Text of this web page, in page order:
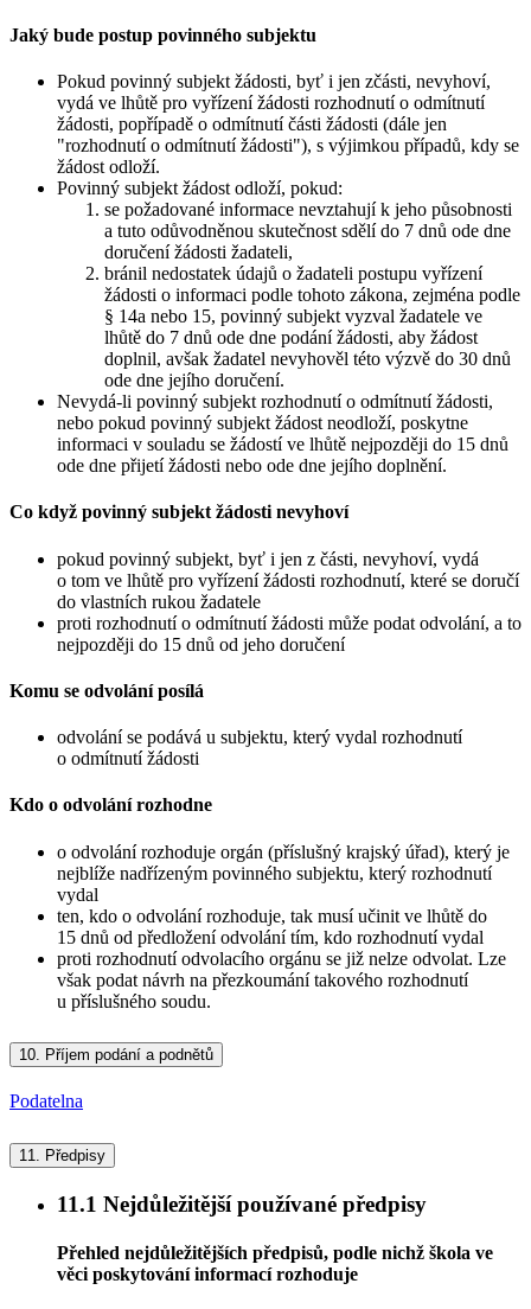
Jaký bude postup povinného subjektu
Pokud povinný subjekt žádosti, byť i jen zčásti, nevyhoví,
vydá ve lhůtě pro vyřízení žádosti rozhodnutí o odmítnutí
žádosti, popřípadě o odmítnutí části žádosti (dále jen
"rozhodnutí o odmítnutí žádosti"), s výjimkou případů, kdy se
žádost odloží.
Povinný subjekt žádost odloží, pokud:
se požadované informace nevztahují k jeho působnosti
a tuto odůvodněnou skutečnost sdělí do 7 dnů ode dne
doručení žádosti žadateli,
bránil nedostatek údajů o žadateli postupu vyřízení
žádosti o informaci podle tohoto zákona, zejména podle
§ 14a nebo 15, povinný subjekt vyzval žadatele ve
lhůtě do 7 dnů ode dne podání žádosti, aby žádost
doplnil, avšak žadatel nevyhověl této výzvě do 30 dnů
ode dne jejího doručení.
Nevydá-li povinný subjekt rozhodnutí o odmítnutí žádosti,
nebo pokud povinný subjekt žádost neodloží, poskytne
informaci v souladu se žádostí ve lhůtě nejpozději do 15 dnů
ode dne přijetí žádosti nebo ode dne jejího doplnění.
Co když povinný subjekt žádosti nevyhoví
pokud povinný subjekt, byť i jen z části, nevyhoví, vydá
o tom ve lhůtě pro vyřízení žádosti rozhodnutí, které se doručí
do vlastních rukou žadatele
proti rozhodnutí o odmítnutí žádosti může podat odvolání, a to
nejpozději do 15 dnů od jeho doručení
Komu se odvolání posílá
odvolání se podává u subjektu, který vydal rozhodnutí
o odmítnutí žádosti
Kdo o odvolání rozhodne
o odvolání rozhoduje orgán (příslušný krajský úřad), který je
nejblíže nadřízeným povinného subjektu, který rozhodnutí
vydal
ten, kdo o odvolání rozhoduje, tak musí učinit ve lhůtě do
15 dnů od předložení odvolání tím, kdo rozhodnutí vydal
proti rozhodnutí odvolacího orgánu se již nelze odvolat. Lze
však podat návrh na přezkoumání takového rozhodnutí
u příslušného soudu.
10. Příjem podání a podnětů
Podatelna
11. Předpisy
11.1 Nejdůležitější používané předpisy
Přehled nejdůležitějších předpisů, podle nichž škola ve
věci poskytování informací rozhoduje